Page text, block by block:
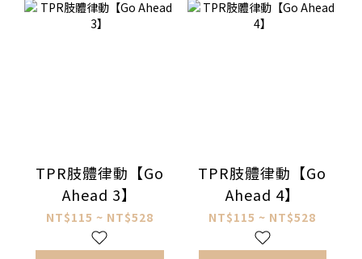
TPR肢體律動【Go
Ahead 3】
NT$115 ~ NT$528
TPR肢體律動【Go
Ahead 4】
NT$115 ~ NT$528